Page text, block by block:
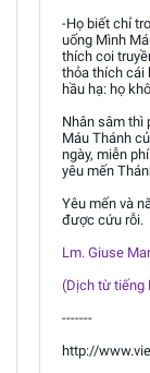
-Họ biết chỉ
uống Mình
thích coi
thỏa thích cái
hầu hạ: họ
Nhân sâm thì
Máu Thánh
ngày, miễn
yêu mến
Yêu mến và
được cứu rỗi.
Lm. Giuse
(Dịch từ tiếng
-------
http://